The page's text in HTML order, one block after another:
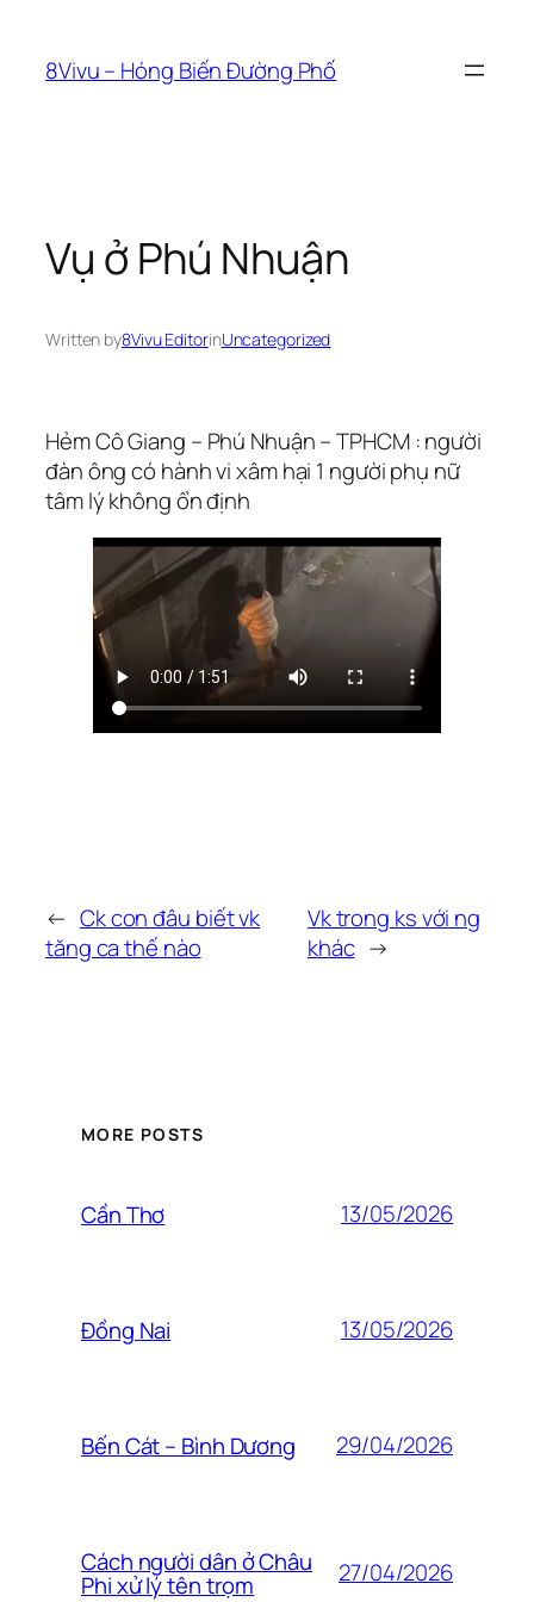
content
8Vivu – Hóng Biến Đường Phố
Vụ ở Phú Nhuận
Written by8Vivu EditorinUncategorized
Hẻm Cô Giang – Phú Nhuận – TPHCM : người
đàn ông có hành vi xâm hại 1 người phụ nữ
tâm lý không ổn định
← Ck con đâu biết vk
tăng ca thế nào
Vk trong ks với ng
khác →
MORE POSTS
Cần Thơ 13/05/2026
Đồng Nai 13/05/2026
Bến Cát – Bình Dương 29/04/2026
Cách người dân ở Châu
Phi xử lý tên trọm 27/04/2026